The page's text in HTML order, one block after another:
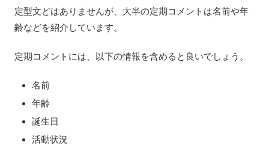
定型文どはありませんが、大半の定期コメントは名前や年
齢などを紹介しています。
定期コメントには、以下の情報を含めると良いでしょう。
名前
年齢
誕生日
活動状況